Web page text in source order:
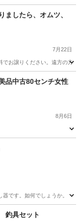
ましたら、オムツ、
7月22日
お譲りください。遠方の方
品中古80センチ女性
8月6日
です。如何でしょうか。
グ釣具セット